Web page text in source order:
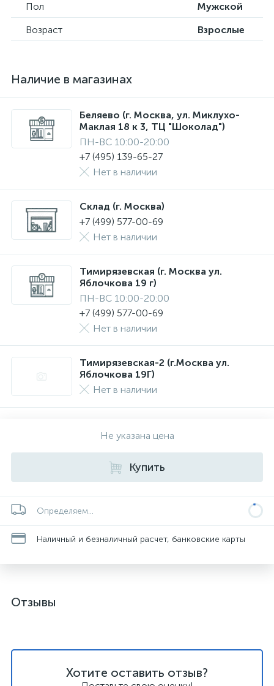
Пол
Мужской
Возраст
Взрослые
Наличие в магазинах
Беляево (г. Москва, ул. Миклухо-
Маклая 18 к 3, ТЦ "Шоколад")
ПН-ВС 10:00-20:00
+7 (495) 139-65-27
Нет в наличии
Склад (г. Москва)
+7 (499) 577-00-69
Нет в наличии
Тимирязевская (г. Москва ул.
Яблочкова 19 г)
ПН-ВС 10:00-20:00
+7 (499) 577-00-69
Нет в наличии
Тимирязевская-2 (г.Москва ул.
Яблочкова 19Г)
Нет в наличии
Не указана цена
Купить
Определяем...
Наличный и безналичный расчет, банковские карты
Отзывы
Хотите оставить отзыв?